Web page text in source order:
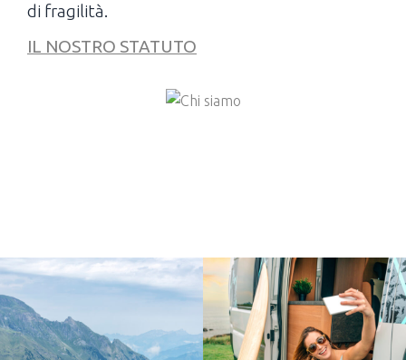
di fragilità.
IL NOSTRO STATUTO